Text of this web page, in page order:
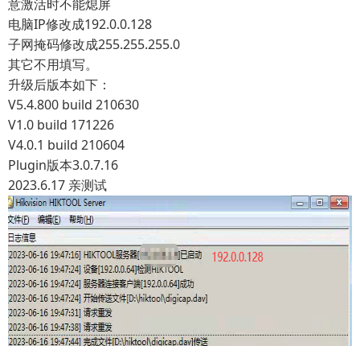
意激活时不能熄屏
电脑IP修改成192.0.0.128
子网掩码修改成255.255.255.0
其它不用填写。
升级后版本如下：
V5.4.800 build 210630
V1.0 build 171226
V4.0.1 build 210604
Plugin版本3.0.7.16
2023.6.17 亲测试